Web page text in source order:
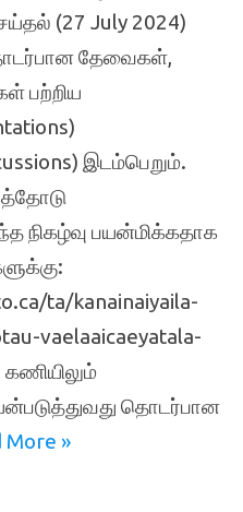
(27 July 2024)
தேவைகள்,
பற்றிய
இடம்பெறும்.
நிகழ்வு பயன்மிக்கதாக
ta/kanainaiyaila-
vaelaaicaeyatala-
தொடர்பான
More »